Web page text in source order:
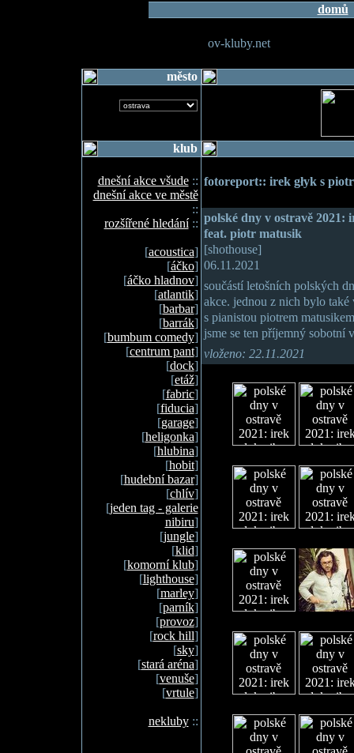
domů
ov-kluby.net
město
klub
dnešní akce všude::
dnešní akce ve městě
::
rozšířené hledání::
[acoustica]
[áčko]
[áčko hladnov]
[atlantik]
[barbar]
[barrák]
[bumbum comedy]
[centrum pant]
[dock]
[etáž]
[fabric]
[fiducia]
[garage]
[heligonka]
[hlubina]
[hobit]
[hudební bazar]
[chlív]
[jeden tag - galerie
nibiru]
[jungle]
[klid]
[komorní klub]
[lighthouse]
[marley]
[parník]
[provoz]
[rock hill]
[sky]
[stará aréna]
[venuše]
[vrtule]
nekluby::
fotoreport:: irek głyk s
polské dny v ostravě 2021:
feat. piotr matusik
[shothouse]
06.11.2021
součástí letošních polských
akce. jednou z nich bylo
s pianistou piotrem
jsme se ten příjemný sobotní
vloženo: 22.11.2021